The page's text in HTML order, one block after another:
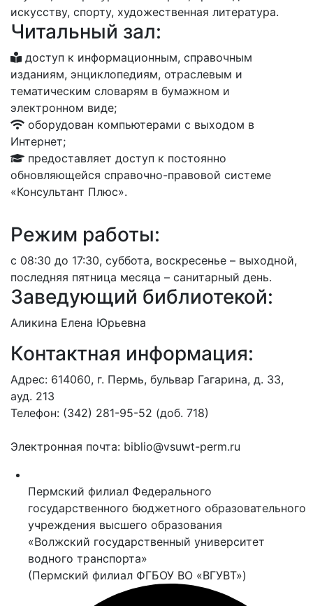
искусству, спорту, художественная литература.
Читальный зал:
доступ к информационным, справочным
изданиям, энциклопедиям, отраслевым и
тематическим словарям в бумажном и
электронном виде;
оборудован компьютерами с выходом в
Интернет;
предоставляет доступ к постоянно
обновляющейся справочно-правовой системе
«Консультант Плюс».
Режим работы:
с 08:30 до 17:30, суббота, воскресенье – выходной,
последняя пятница месяца – санитарный день.
Заведующий библиотекой:
Аликина Елена Юрьевна
Контактная информация:
Адрес: 614060, г. Пермь, бульвар Гагарина, д. 33,
ауд. 213
Телефон: (342) 281-95-52 (доб. 718)
Электронная почта: biblio@vsuwt-perm.ru
Пермский филиал Федерального
государственного бюджетного образовательного
учреждения высшего образования
«Волжский государственный университет
водного транспорта»
(Пермский филиал ФГБОУ ВО «ВГУВТ»)